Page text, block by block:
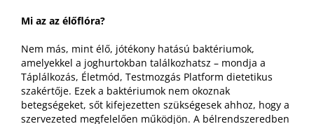
Mi az az élőflóra?
Nem más, mint élő, jótékony hatású baktériumok,
amelyekkel a joghurtokban találkozhatsz – mondja a
Táplálkozás, Életmód, Testmozgás Platform dietetikus
szakértője. Ezek a baktériumok nem okoznak
betegségeket, sőt kifejezetten szükségesek ahhoz, hogy a
szervezeted megfelelően működjön. A bélrendszeredben